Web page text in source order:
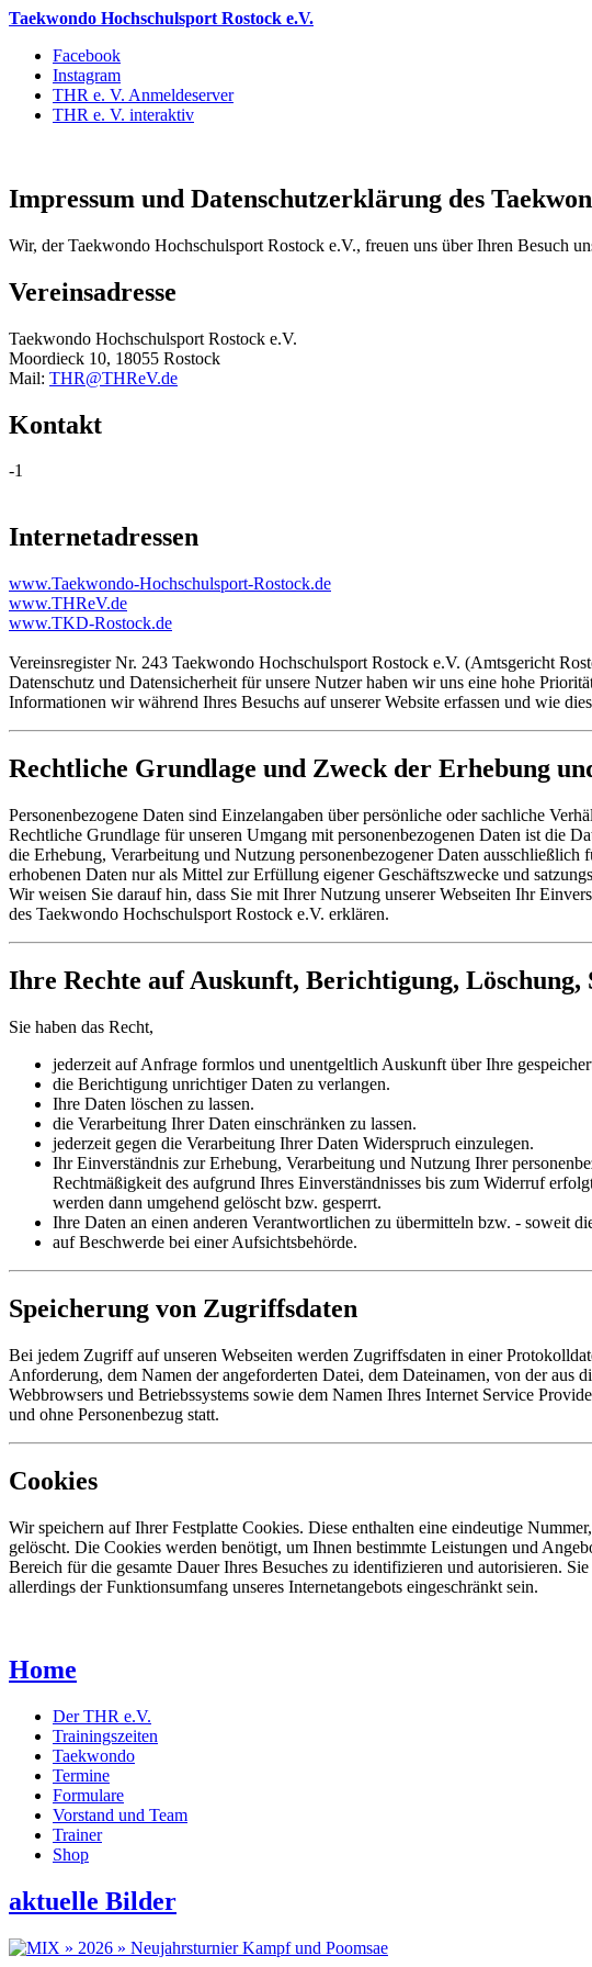
Taekwondo Hochschulsport Rostock e.V.
Facebook
Instagram
THR e. V. Anmeldeserver
THR e. V. interaktiv
Impressum und Datenschutzerklärung des
Wir, der Taekwondo Hochschulsport Rostock e.V., freuen uns über Ihren Besuch
Vereinsadresse
Taekwondo Hochschulsport Rostock e.V.
Moordieck 10, 18055 Rostock
Mail: THR@THReV.de
Kontakt
-1
Internetadressen
www.Taekwondo-Hochschulsport-Rostock.de
www.THReV.de
www.TKD-Rostock.de
Vereinsregister Nr. 243 Taekwondo Hochschulsport Rostock e.V. (Amtsgericht
Datenschutz und Datensicherheit für unsere Nutzer haben wir uns eine hohe
Informationen wir während Ihres Besuchs auf unserer Website erfassen und wie
Rechtliche Grundlage und Zweck der Erhebung
Personenbezogene Daten sind Einzelangaben über persönliche oder sachliche
Rechtliche Grundlage für unseren Umgang mit personenbezogenen Daten ist die
die Erhebung, Verarbeitung und Nutzung personenbezogener Daten
erhobenen Daten nur als Mittel zur Erfüllung eigener Geschäftszwecke und
Wir weisen Sie darauf hin, dass Sie mit Ihrer Nutzung unserer Webseiten Ihr
des Taekwondo Hochschulsport Rostock e.V. erklären.
Ihre Rechte auf Auskunft, Berichtigung,
Sie haben das Recht,
jederzeit auf Anfrage formlos und unentgeltlich Auskunft über Ihre
die Berichtigung unrichtiger Daten zu verlangen.
Ihre Daten löschen zu lassen.
die Verarbeitung Ihrer Daten einschränken zu lassen.
jederzeit gegen die Verarbeitung Ihrer Daten Widerspruch einzulegen.
Ihr Einverständnis zur Erhebung, Verarbeitung und Nutzung Ihrer
Rechtmäßigkeit des aufgrund Ihres Einverständnisses bis zum Widerruf
werden dann umgehend gelöscht bzw. gesperrt.
Ihre Daten an einen anderen Verantwortlichen zu übermitteln bzw. - soweit
auf Beschwerde bei einer Aufsichtsbehörde.
Speicherung von Zugriffsdaten
Bei jedem Zugriff auf unseren Webseiten werden Zugriffsdaten in einer
Anforderung, dem Namen der angeforderten Datei, dem Dateinamen, von der aus
Webbrowsers und Betriebssystems sowie dem Namen Ihres Internet Service
und ohne Personenbezug statt.
Cookies
Wir speichern auf Ihrer Festplatte Cookies. Diese enthalten eine eindeutige
gelöscht. Die Cookies werden benötigt, um Ihnen bestimmte Leistungen und
Bereich für die gesamte Dauer Ihres Besuches zu identifizieren und autorisieren.
allerdings der Funktionsumfang unseres Internetangebots eingeschränkt sein.
Home
Der THR e.V.
Trainingszeiten
Taekwondo
Termine
Formulare
Vorstand und Team
Trainer
Shop
aktuelle Bilder